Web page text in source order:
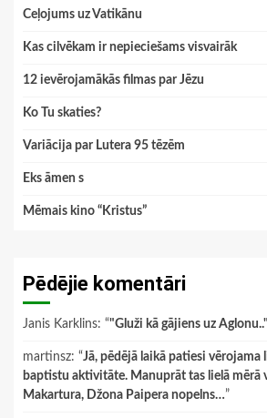
Ceļojums uz Vatikānu
Kas cilvēkam ir nepieciešams visvairāk
12 ievērojamākās filmas par Jēzu
Ko Tu skaties?
Variācija par Lutera 95 tēzēm
Eks āmen s
Mēmais kino “Kristus”
Pēdējie komentāri
Janis Karklins: “"Gluži kā gājiens uz Aglonu.."
martinsz: “Jā, pēdējā laikā patiesi vērojama
baptistu aktivitāte. Manuprāt tas lielā mērā
Makartura, Džona Paipera nopelns…”